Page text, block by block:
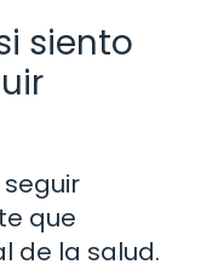
siento
que
de la salud.